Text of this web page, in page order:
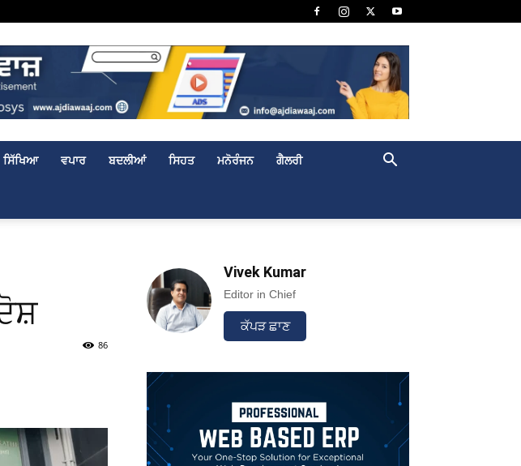
ਸਿੱਖਿਆ ਵਪਾਰ ਬਦਲੀਆਂ ਸਿਹਤ ਮਨੋਰੰਜਨ ਗੈਲਰੀ
86
Vivek Kumar
Editor in Chief
ਕੱਪੜ ਛਾਣ